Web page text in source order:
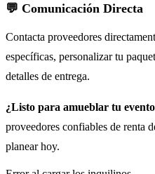
💬 Comunicación Directa
Contacta proveedores
específicas, personalizar tu
detalles de entrega.
¿Listo para amueblar tu
proveedores confiables de renta
planear hoy.